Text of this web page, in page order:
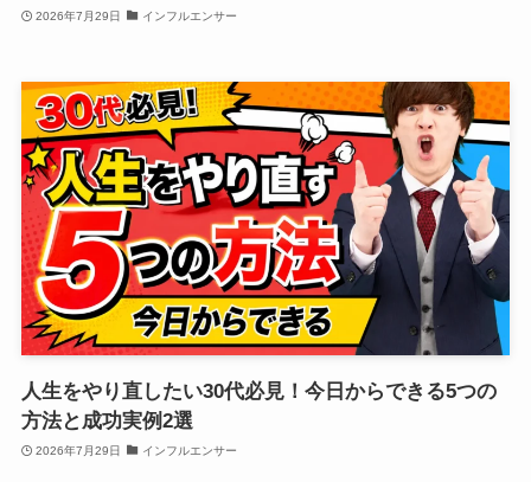
2026年7月29日 インフルエンサー
人生をやり直したい30代必見！今日からできる5つの
方法と成功実例2選
2026年7月29日 インフルエンサー